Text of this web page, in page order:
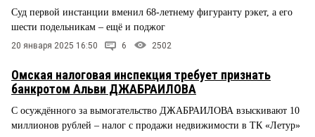
Суд первой инстанции вменил 68-летнему фигуранту рэкет, а его
шести подельникам – ещё и поджог
20 января 2025 16:50 6 2502
Омская налоговая инспекция требует признать
банкротом Альви ДЖАБРАИЛОВА
С осуждённого за вымогательство ДЖАБРАИЛОВА взыскивают 10
миллионов рублей – налог с продажи недвижимости в ТК «Летур»